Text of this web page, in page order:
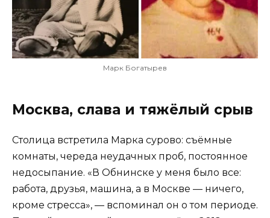
Марк Богатырев
Москва, слава и тяжёлый срыв
Столица встретила Марка сурово: съёмные
комнаты, череда неудачных проб, постоянное
недосыпание. «В Обнинске у меня было все:
работа, друзья, машина, а в Москве — ничего,
кроме стресса», — вспоминал он о том периоде.